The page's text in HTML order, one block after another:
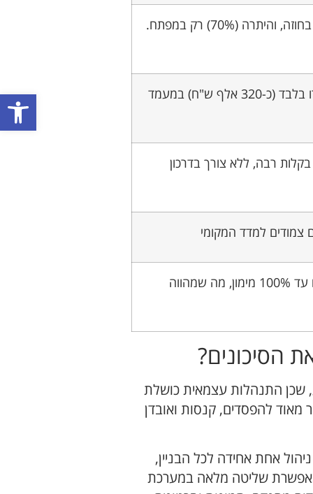
עסקת 30-70%: משלמים 30% בחוזה, והיתרה (70%) רק במפתח.
נמוך מאוד: כ-80 עד 90 אלף יורו בלבד (כ-320 אלף ש"ח) במעמד
בקלות רבה, ללא צורך בדרכון
שוק מקומי חזק: צעירים מקבלים עד 100% מימון, מה שמהווה
הסיכונים?
שכן התנהלות עצמאית כושלת
להפסדים, קנסות ואובדן
אחת אחידה לכל הבניין,
שליטה מלאה במערכת
פתח